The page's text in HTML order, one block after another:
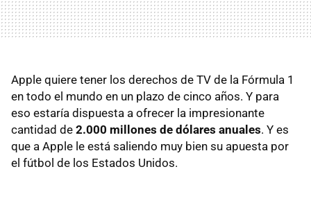
Apple quiere tener los derechos de TV de la Fórmula 1
en todo el mundo en un plazo de cinco años. Y para
eso estaría dispuesta a ofrecer la impresionante
cantidad de 2.000 millones de dólares anuales. Y es
que a Apple le está saliendo muy bien su apuesta por
el fútbol de los Estados Unidos.